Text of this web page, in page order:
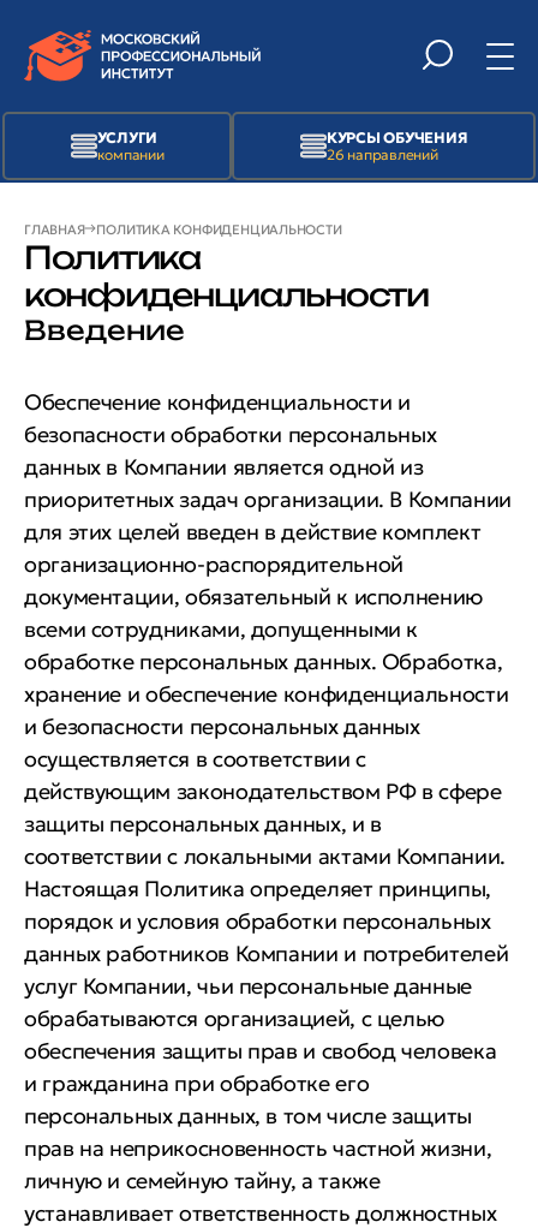
УСЛУГИ
компании
КУРСЫ ОБУЧЕНИЯ
26 направлений
ГЛАВНАЯ ПОЛИТИКА КОНФИДЕНЦИАЛЬНОСТИ
Политика
конфиденциальности
Введение
Обеспечение конфиденциальности и
безопасности обработки персональных
данных в Компании является одной из
приоритетных задач организации. В Компании
для этих целей введен в действие комплект
организационно-распорядительной
документации, обязательный к исполнению
всеми сотрудниками, допущенными к
обработке персональных данных. Обработка,
хранение и обеспечение конфиденциальности
и безопасности персональных данных
осуществляется в соответствии с
действующим законодательством РФ в сфере
защиты персональных данных, и в
соответствии с локальными актами Компании.
Настоящая Политика определяет принципы,
порядок и условия обработки персональных
данных работников Компании и потребителей
услуг Компании, чьи персональные данные
обрабатываются организацией, с целью
обеспечения защиты прав и свобод человека
и гражданина при обработке его
персональных данных, в том числе защиты
прав на неприкосновенность частной жизни,
личную и семейную тайну, а также
устанавливает ответственность должностных